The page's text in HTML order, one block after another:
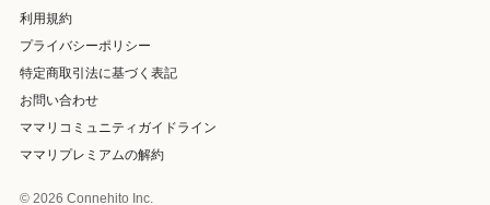
利用規約
プライバシーポリシー
特定商取引法に基づく表記
お問い合わせ
ママリコミュニティガイドライン
ママリプレミアムの解約
© 2026 Connehito Inc.